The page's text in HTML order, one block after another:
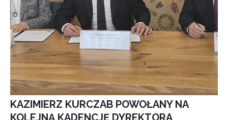
KAZIMIERZ KURCZAB POWOŁANY NA
KOLEJNĄ KADENCJĘ DYREKTORA